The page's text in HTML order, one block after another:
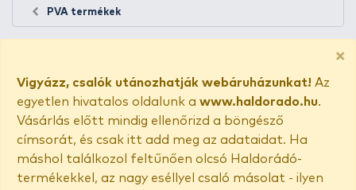
PVA termékek
×
Vigyázz, csalók utánozhatják webáruházunkat! Az
egyetlen hivatalos oldalunk a www.haldorado.hu.
Vásárlás előtt mindig ellenőrizd a böngésző
címsorát, és csak itt add meg az adataidat. Ha
máshol találkozol feltűnően olcsó Haldorádó-
termékekkel, az nagy eséllyel csaló másolat - ilyen